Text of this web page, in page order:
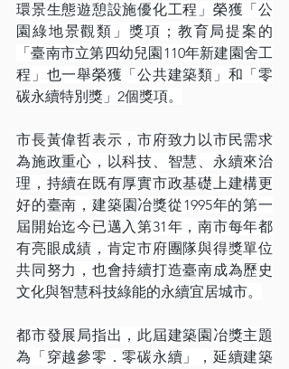
環景生態遊憩設施優化工程」榮獲「公
園綠地景觀類」獎項；教育局提案的
「臺南市立第四幼兒園110年新建園舍工
程」也一舉榮獲「公共建築類」和「零
碳永續特別獎」2個獎項。
市長黃偉哲表示，市府致力以市民需求
為施政重心，以科技、智慧、永續來治
理，持續在既有厚實市政基礎上建構更
好的臺南，建築園冶獎從1995年的第一
屆開始迄今已邁入第31年，南市每年都
有亮眼成績，肯定市府團隊與得獎單位
共同努力，也會持續打造臺南成為歷史
文化與智慧科技綠能的永續宜居城市。
都市發展局指出，此屆建築園冶獎主題
為「穿越參零．零碳永續」，延續建築